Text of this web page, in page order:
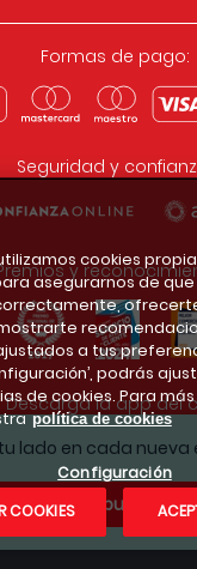
lado en cada nueva
¿Te apuntas?
Formas de pago:
Seguridad y
y
Descarga la app del
legales
utilizamos cookies
asegurarnos de
a tus
podrás
de cookies. Para
política de cookies
Configuración
COOKIES